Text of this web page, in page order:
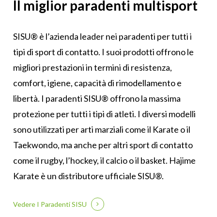
Il miglior paradenti multisport
SISU® è l’azienda leader nei paradenti per tutti i
tipi di sport di contatto. I suoi prodotti offrono le
migliori prestazioni in termini di resistenza,
comfort, igiene, capacità di rimodellamento e
libertà. I paradenti SISU® offrono la massima
protezione per tutti i tipi di atleti. I diversi modelli
sono utilizzati per arti marziali come il Karate o il
Taekwondo, ma anche per altri sport di contatto
come il rugby, l’hockey, il calcio o il basket. Hajime
Karate è un distributore ufficiale SISU®.
Vedere I Paradenti SISU